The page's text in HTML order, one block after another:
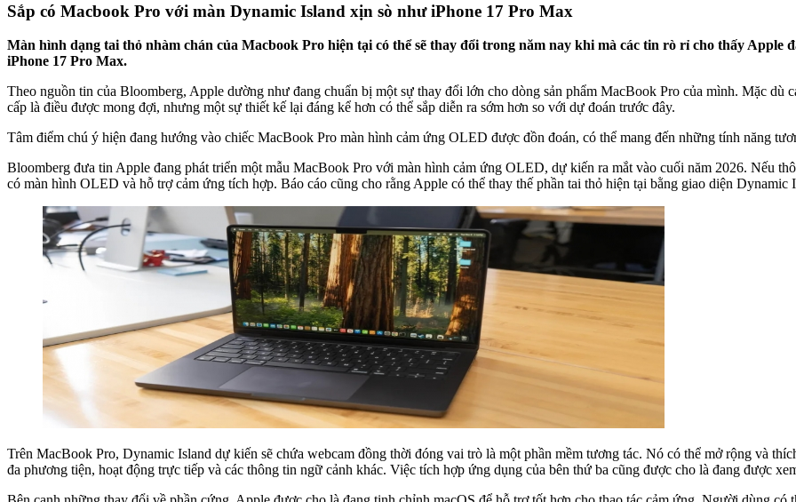
Sắp có Macbook Pro với màn Dynamic Island xịn sò như iPhone 17 Pro Max
Màn hình dạng tai thỏ nhàm chán của Macbook Pro hiện tại có thể sẽ thay đổi trong năm nay khi mà các tin rò rỉ cho thấy Apple
iPhone 17 Pro Max.
Theo nguồn tin của Bloomberg, Apple dường như đang chuẩn bị một sự thay đổi lớn cho dòng sản phẩm MacBook Pro của mình. Mặc dù
cấp là điều được mong đợi, nhưng một sự thiết kế lại đáng kể hơn có thể sắp diễn ra sớm hơn so với dự đoán trước đây.
Tâm điểm chú ý hiện đang hướng vào chiếc MacBook Pro màn hình cảm ứng OLED được đồn đoán, có thể mang đến những tính năng
Bloomberg đưa tin Apple đang phát triển một mẫu MacBook Pro với màn hình cảm ứng OLED, dự kiến ​​ra mắt vào cuối năm 2026. Nếu
có màn hình OLED và hỗ trợ cảm ứng tích hợp. Báo cáo cũng cho rằng Apple có thể thay thế phần tai thỏ hiện tại bằng giao diện
Trên MacBook Pro, Dynamic Island dự kiến ​​sẽ chứa webcam đồng thời đóng vai trò là một phần mềm tương tác. Nó có thể mở rộng và
đa phương tiện, hoạt động trực tiếp và các thông tin ngữ cảnh khác. Việc tích hợp ứng dụng của bên thứ ba cũng được cho là đang được